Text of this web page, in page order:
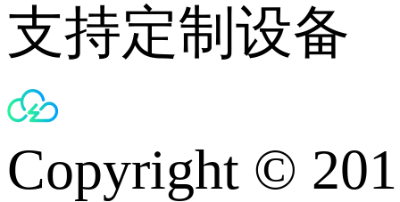
支持定制设备
Copyright ©